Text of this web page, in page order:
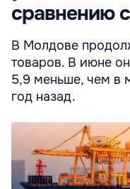
сравнению
В Молдове
товаров. В июне
5,9 меньше, чем в
год назад.